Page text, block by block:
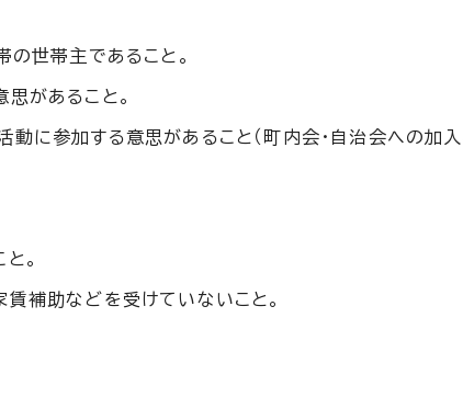
世帯主であること。
があること。
に参加する意思があること（町内会・自治会への加入
。
補助などを受けていないこと。